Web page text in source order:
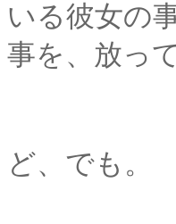
いる彼女の
事を、放っ
そのす
ど、でも。
もっと